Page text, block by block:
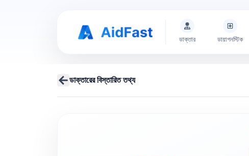
ডাক্তার ডায়াগনস্টিক
ডাক্তারের বিস্তারিত তথ্য